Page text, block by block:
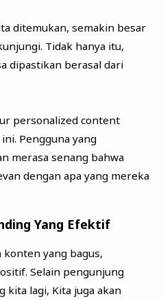
ditemukan, semakin besar
Tidak hanya itu,
dipastikan berasal dari
personalized content
Pengguna yang
merasa senang bahwa
dengan apa yang mereka
Yang Efektif
konten yang bagus,
Selain pengunjung
kita lagi, Kita juga akan